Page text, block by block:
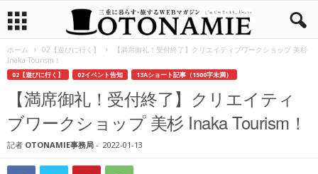
ホーム 02【遊びに行く】
【満席御礼！受付終了】クリエイティブワークショップ 美杉
Inaka Tourism！
02【遊びに行く】 02イベント告知 13Aショート記事（1500字未満）
【満席御礼！受付終了】クリエイティ
ブワークショップ 美杉 Inaka Tourism！
記者 OTONAMIE事務局 - 2022-01-13